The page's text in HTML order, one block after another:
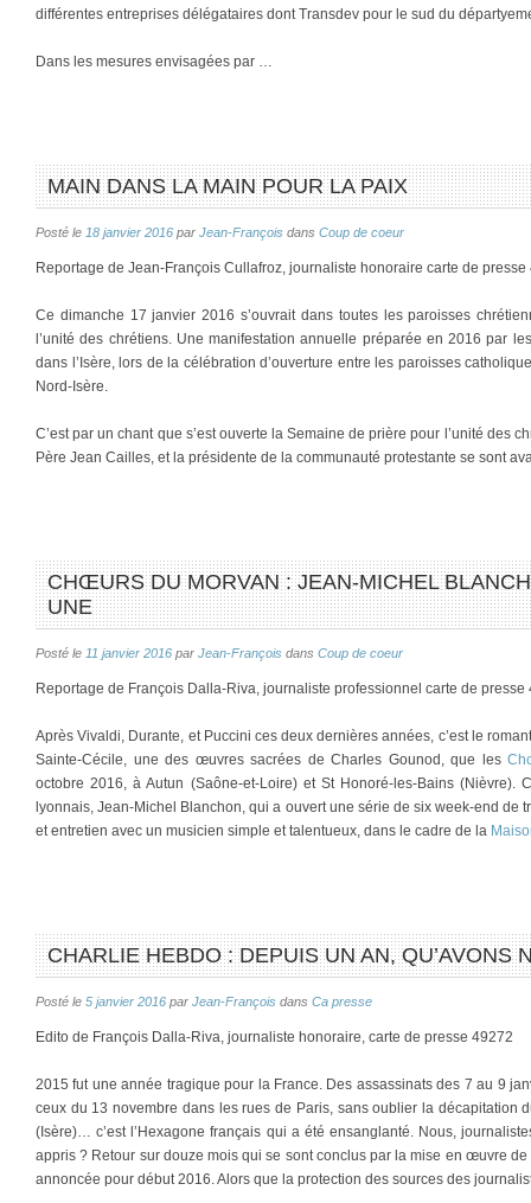
différentes entreprises délégataires dont Transdev pour le sud du
Dans les mesures envisagées par …
MAIN DANS LA MAIN POUR LA PAIX
Posté le 18 janvier 2016 par Jean-François dans Coup de coeur
Reportage de Jean-François Cullafroz, journaliste honoraire carte de presse
Ce dimanche 17 janvier 2016 s’ouvrait dans toutes les paroisses
l’unité des chrétiens. Une manifestation annuelle préparée en 2016 par
dans l’Isère, lors de la célébration d’ouverture entre les paroisses
Nord-Isère.
C’est par un chant que s’est ouverte la Semaine de prière pour l’unité des
Père Jean Cailles, et la présidente de la communauté protestante se sont
CHŒURS DU MORVAN : JEAN-MICHEL
UNE
Posté le 11 janvier 2016 par Jean-François dans Coup de coeur
Reportage de François Dalla-Riva, journaliste professionnel carte de presse
Après Vivaldi, Durante, et Puccini ces deux dernières années, c’est le
Sainte-Cécile, une des œuvres sacrées de Charles Gounod, que les
octobre 2016, à Autun (Saône-et-Loire) et St Honoré-les-Bains (Nièvre).
lyonnais, Jean-Michel Blanchon, qui a ouvert une série de six week-end de
et entretien avec un musicien simple et talentueux, dans le cadre de la
CHARLIE HEBDO : DEPUIS UN AN, QU’AVONS
Posté le 5 janvier 2016 par Jean-François dans Ca presse
Edito de François Dalla-Riva, journaliste honoraire, carte de presse 49272
2015 fut une année tragique pour la France. Des assassinats des 7 au 9
ceux du 13 novembre dans les rues de Paris, sans oublier la décapitation
(Isère)… c’est l’Hexagone français qui a été ensanglanté. Nous,
appris ? Retour sur douze mois qui se sont conclus par la mise en œuvre de
annoncée pour début 2016. Alors que la protection des sources des